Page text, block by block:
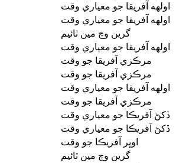
اولهه آفريقا جو معياري وقت
اولهه آفريقا جو معياري وقت
گرين وچ مين ٽائيم
اولهه آفريقا جو معياري وقت
مرڪزي آفريقا جو وقت
مرڪزي آفريقا جو وقت
اولهه آفريقا جو معياري وقت
مرڪزي آفريقا جو وقت
ڏکڻ آفريڪا جو معياري وقت
ڏکڻ آفريڪا جو معياري وقت
اوڀر آفريڪا جو وقت
گرين وچ مين ٽائيم